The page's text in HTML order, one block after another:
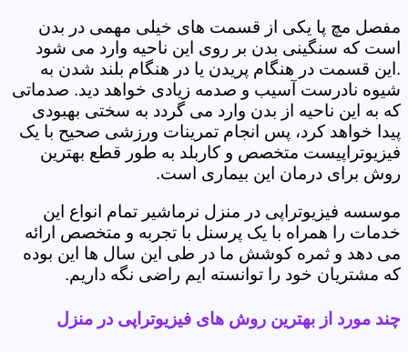
مفصل مچ پا یکی از قسمت های خیلی مهمی در بدن
است که سنگینی بدن بر روی این ناحیه وارد می شود
.این قسمت در هنگام پریدن یا در هنگام بلند شدن به
شیوه نادرست آسیب و صدمه زیادی خواهد دید. صدماتی
که به این ناحیه از بدن وارد می گردد به سختی بهبودی
پیدا خواهد کرد، پس انجام تمرینات ورزشی صحیح با یک
فیزیوتراپیست متخصص و کاربلد به طور قطع بهترین
روش برای درمان این بیماری است.
موسسه فیزیوتراپی در منزل نرماشیر تمام انواع این
خدمات را همراه با یک پرسنل با تجربه و متخصص ارائه
می دهد و ثمره کوشش ما در طی این سال ها این بوده
که مشتریان خود را توانسته ایم راضی نگه داریم.
چند مورد از بهترین روش های فیزیوتراپی در منزل